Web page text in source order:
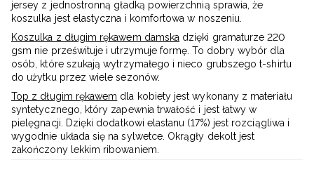
jersey z jednostronną gładką powierzchnią sprawia, że
koszulka jest elastyczna i komfortowa w noszeniu.
Koszulka z długim rękawem damska dzięki gramaturze 220
gsm nie prześwituje i utrzymuje formę. To dobry wybór dla
osób, które szukają wytrzymałego i nieco grubszego t-shirtu
do użytku przez wiele sezonów.
Top z długim rękawem dla kobiety jest wykonany z materiału
syntetycznego, który zapewnia trwałość i jest łatwy w
pielęgnacji. Dzięki dodatkowi elastanu (17%) jest rozciągliwa i
wygodnie układa się na sylwetce. Okrągły dekolt jest
zakończony lekkim ribowaniem.